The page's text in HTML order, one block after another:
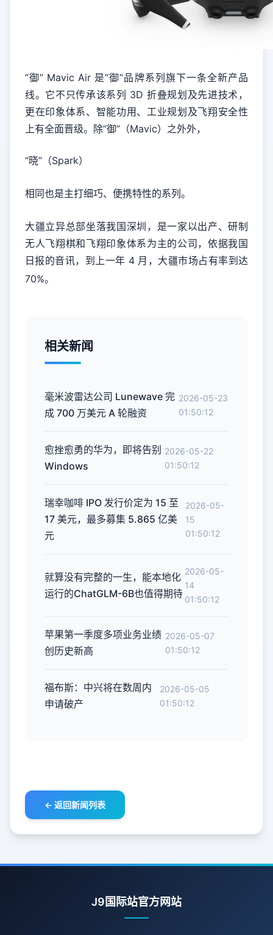
“御” Mavic Air 是“御”品牌系列旗下一条全新产品
线。它不只传承该系列 3D 折叠规划及先进技术，
更在印象体系、智能功用、工业规划及飞翔安全性
上有全面晋级。除“御”（Mavic）之外外，
“晓”（Spark）
相同也是主打细巧、便携特性的系列。
大疆立异总部坐落我国深圳，是一家以出产、研制
无人飞翔棋和飞翔印象体系为主的公司，依据我国
日报的音讯，到上一年 4 月，大疆市场占有率到达
70%。
相关新闻
毫米波雷达公司 Lunewave 完
成 700 万美元 A 轮融资
2026-05-23
01:50:12
愈挫愈勇的华为，即将告别
Windows
2026-05-22
01:50:12
瑞幸咖啡 IPO 发行价定为 15 至
17 美元，最多募集 5.865 亿美
元
2026-05-
15
01:50:12
就算没有完整的一生，能本地化
运行的ChatGLM-6B也值得期待
2026-05-
14
01:50:12
苹果第一季度多项业务业绩
创历史新高
2026-05-07
01:50:12
福布斯：中兴将在数周内
申请破产
2026-05-05
01:50:12
← 返回新闻列表
J9国际站官方网站